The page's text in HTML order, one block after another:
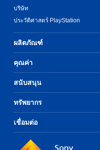
บริษัท
ประวัติศาสตร์ PlayStation
ผลิตภัณฑ์
คุณค่า
สนับสนุน
ทรัพยากร
เชื่อมต่อ